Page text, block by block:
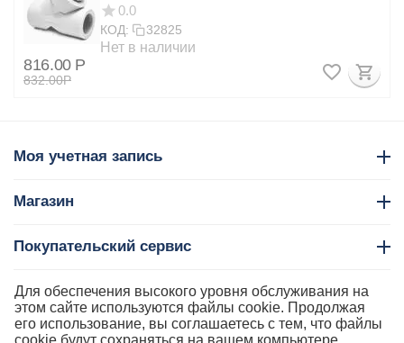
0.0
КОД: 32825
Нет в наличии
816.00 Р
832.00Р
Моя учетная запись
Магазин
Покупательский сервис
Контакты
Для обеспечения высокого уровня обслуживания на
этом сайте используются файлы cookie. Продолжая
его использование, вы соглашаетесь с тем, что файлы